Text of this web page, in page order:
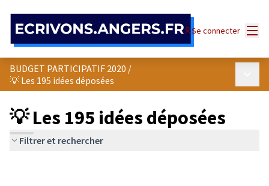
Se connecter
BUDGET PARTICIPATIF 2020 /
💡 Les 195 idées déposées
💡 Les 195 idées déposées
Filtrer et rechercher